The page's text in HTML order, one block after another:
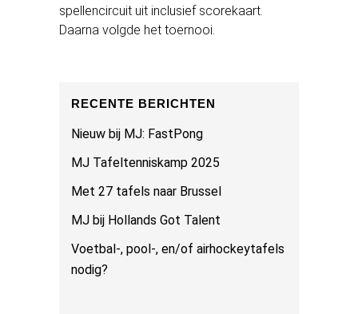
spellencircuit uit inclusief scorekaart.
Daarna volgde het toernooi.
RECENTE BERICHTEN
Nieuw bij MJ: FastPong
MJ Tafeltenniskamp 2025
Met 27 tafels naar Brussel
MJ bij Hollands Got Talent
Voetbal-, pool-, en/of airhockeytafels
nodig?